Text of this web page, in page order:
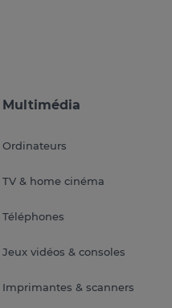
Multimédia
Ordinateurs
TV & home cinéma
Téléphones
Jeux vidéos & consoles
Imprimantes & scanners